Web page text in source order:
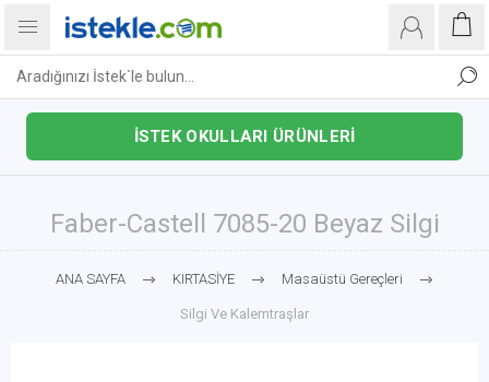
İSTEK OKULLARI ÜRÜNLERİ
Faber-Castell 7085-20 Beyaz Silgi
ANA SAYFA KIRTASİYE Masaüstü Gereçleri
Silgi Ve Kalemtraşlar